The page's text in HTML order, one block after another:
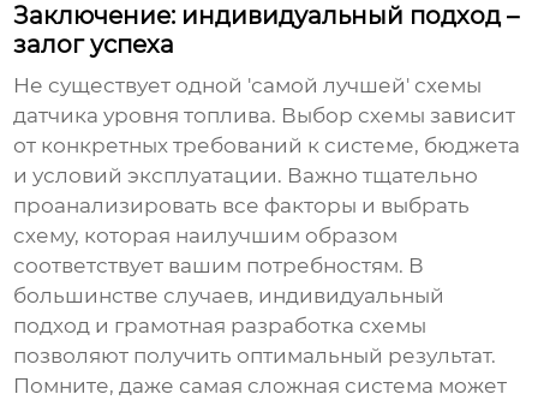
Заключение: индивидуальный подход –
залог успеха
Не существует одной 'самой лучшей' схемы
датчика уровня топлива. Выбор схемы зависит
от конкретных требований к системе, бюджета
и условий эксплуатации. Важно тщательно
проанализировать все факторы и выбрать
схему, которая наилучшим образом
соответствует вашим потребностям. В
большинстве случаев, индивидуальный
подход и грамотная разработка схемы
позволяют получить оптимальный результат.
Помните, даже самая сложная система может